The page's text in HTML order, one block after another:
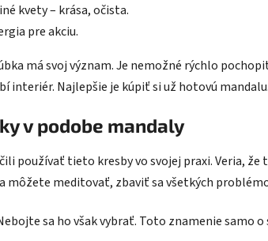
kvety – krása, očista.
pre akciu.
má svoj význam. Je nemožné rýchlo
interiér. Najlepšie je kúpiť si už hotovú mandalu.
v podobe mandaly
používať tieto kresby vo svojej praxi. Veria,
môžete meditovať, zbaviť sa všetkých
sa ho však vybrať. Toto znamenie